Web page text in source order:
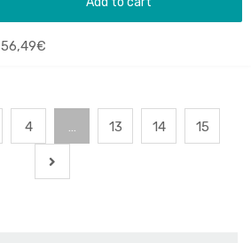
56,49€
4 … 13 14 15